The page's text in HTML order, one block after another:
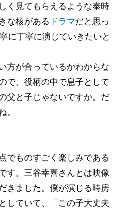
く見てもらえるような泰時
な核がある ドラマだと思っ
に丁寧に演じていきたいと
方が合っているかわからな
で、役柄の中で息子として
父と子じゃないですか。だ
。
でものすごく楽しみである
す。三谷幸喜さんとは映像
きました。僕が演じる時房
していて、「この子大丈夫